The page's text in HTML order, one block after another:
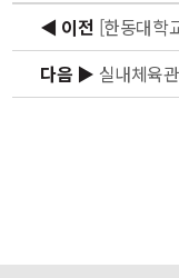
◀ 이전 [한동대학
다음 ▶ 실내체육